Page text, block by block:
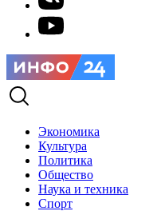
Экономика
Культура
Политика
Общество
Наука и техника
Спорт